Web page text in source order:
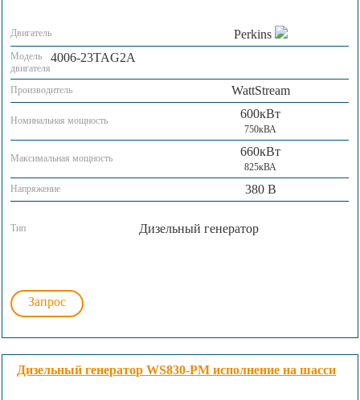
Двигатель Perkins
Модель
двигателя
4006-23TAG2A
Производитель WattStream
Номинальная мощность 600кВт
750кВА
Максимальная мощность 660кВт
825кВА
Напряжение
380 В
Тип Дизельный генератор
Запрос
Дизельный генератор WS830-PM исполнение на шасси